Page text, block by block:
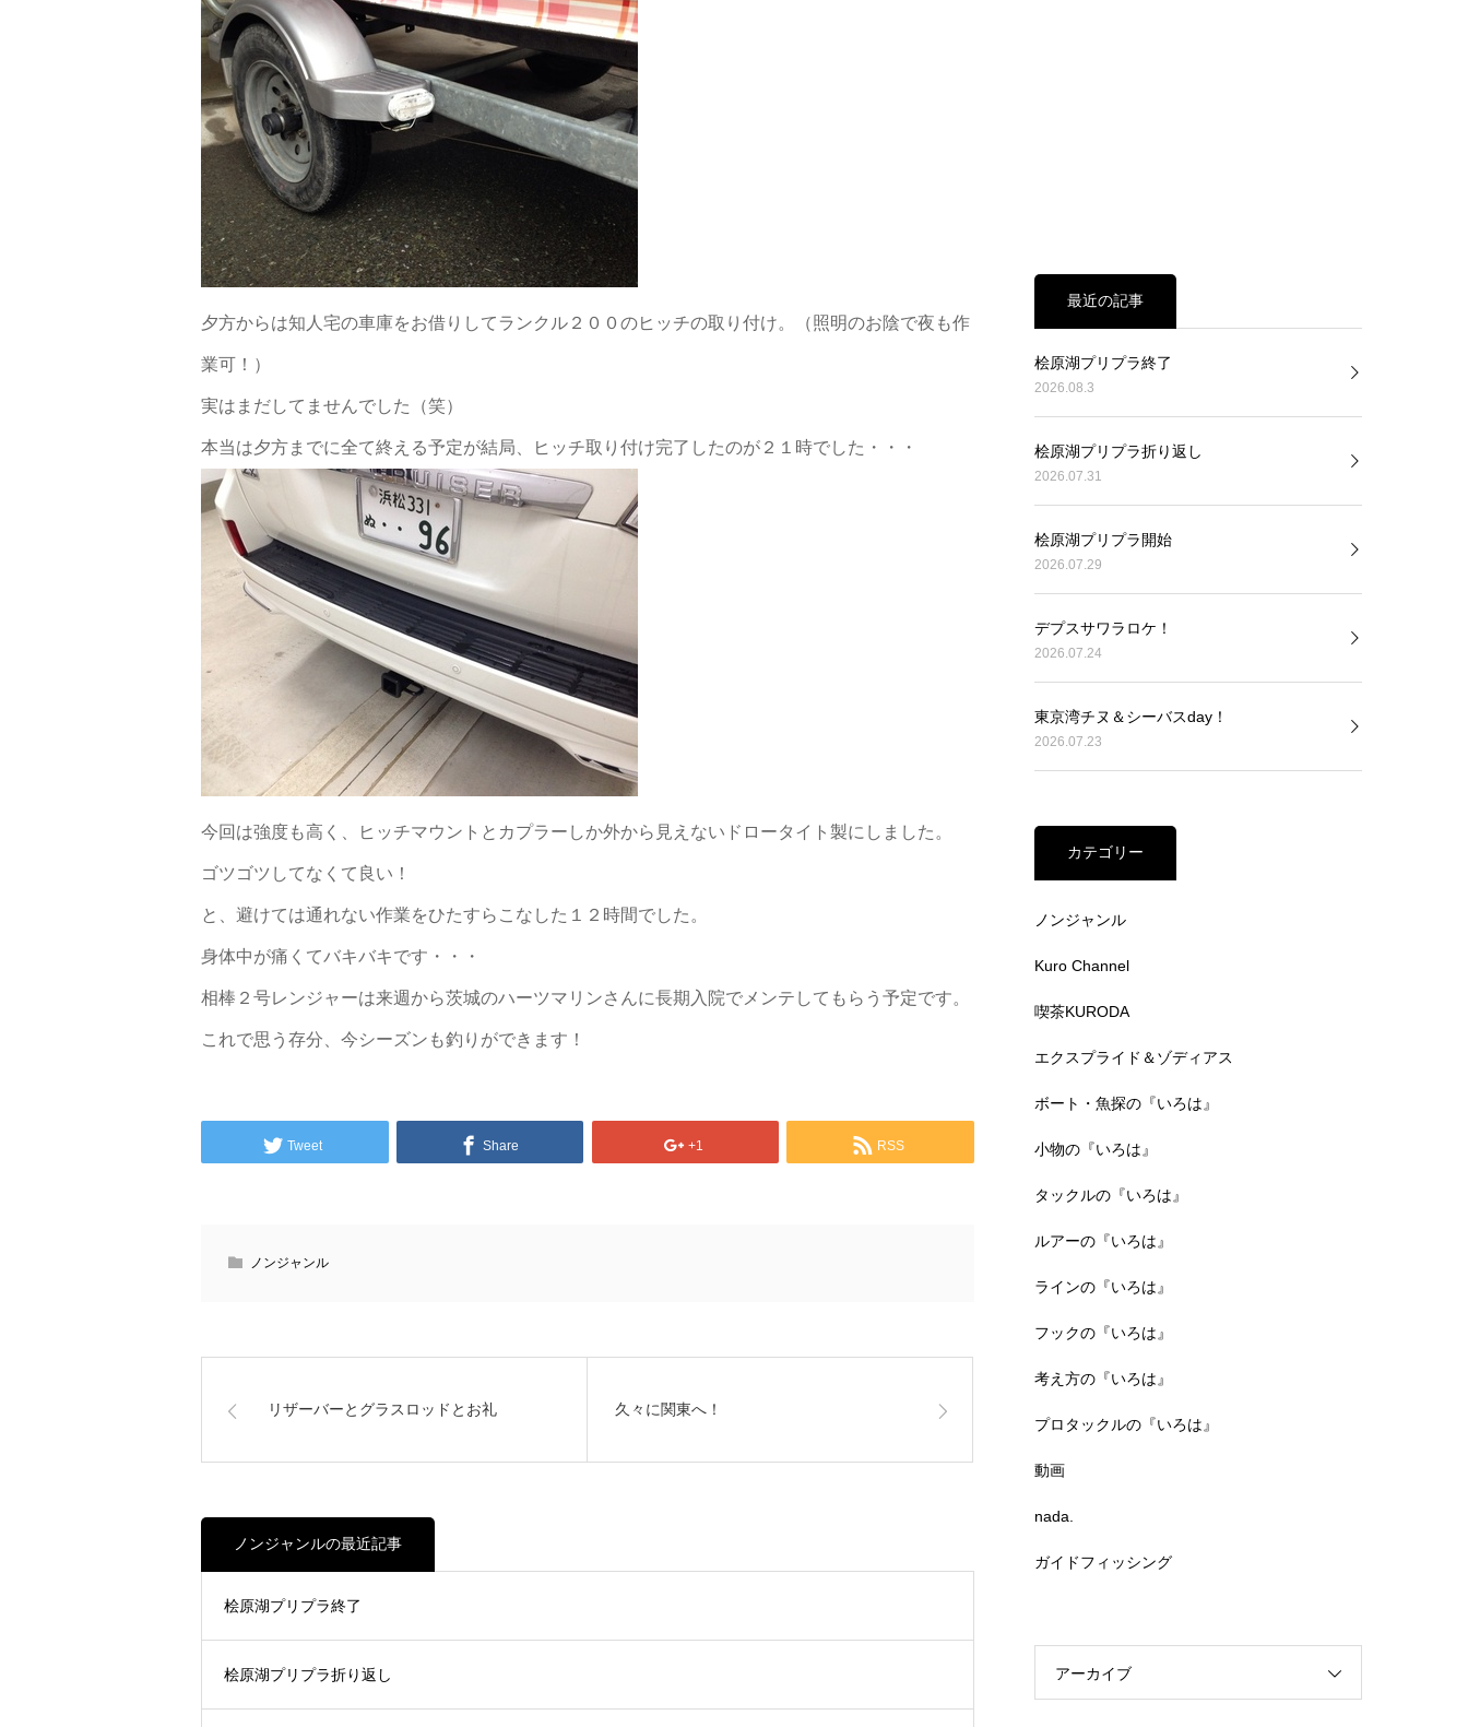
夕方からは知人宅の車庫をお借りしてランクル２００のヒッチの取り付け。（照明のお陰で夜も作
業可！）
実はまだしてませんでした（笑）
本当は夕方までに全て終える予定が結局、ヒッチ取り付け完了したのが２１時でした・・・
今回は強度も高く、ヒッチマウントとカプラーしか外から見えないドロータイト製にしました。
ゴツゴツしてなくて良い！
と、避けては通れない作業をひたすらこなした１２時間でした。
身体中が痛くてバキバキです・・・
相棒２号レンジャーは来週から茨城のハーツマリンさんに長期入院でメンテしてもらう予定です。
これで思う存分、今シーズンも釣りができます！
Tweet Share +1 RSS
ノンジャンル
リザーバーとグラスロッドとお礼 久々に関東へ！
ノンジャンルの最近記事
桧原湖プリプラ終了
桧原湖プリプラ折り返し
最近の記事
桧原湖プリプラ終了
2026.08.3
桧原湖プリプラ折り返し
2026.07.31
桧原湖プリプラ開始
2026.07.29
デプスサワラロケ！
2026.07.24
東京湾チヌ＆シーバスday！
2026.07.23
カテゴリー
ノンジャンル
Kuro Channel
喫茶KURODA
エクスプライド＆ゾディアス
ボート・魚探の『いろは』
小物の『いろは』
タックルの『いろは』
ルアーの『いろは』
ラインの『いろは』
フックの『いろは』
考え方の『いろは』
プロタックルの『いろは』
動画
nada.
ガイドフィッシング
アーカイブ